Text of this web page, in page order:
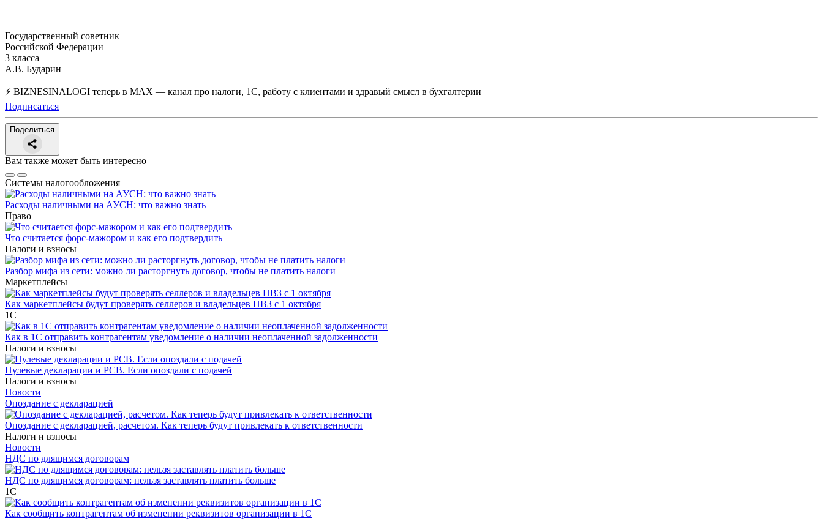
Государственный советник
Российской Федерации
3 класса
А.В. Бударин
⚡ BIZNESINALOGI теперь в MAX — канал про налоги, 1С, работу с клиентами и здравый смысл в бухгалтерии
Подписаться
Поделиться
Вам также может быть интересно
Системы налогообложения
Расходы наличными на АУСН: что важно знать
Право
Что считается форс-мажором и как его подтвердить
Налоги и взносы
Разбор мифа из сети: можно ли расторгнуть договор, чтобы не платить налоги
Маркетплейсы
Как маркетплейсы будут проверять селлеров и владельцев ПВЗ с 1 октября
1С
Как в 1С отправить контрагентам уведомление о наличии неоплаченной задолженности
Налоги и взносы
Нулевые декларации и РСВ. Если опоздали с подачей
Налоги и взносы
Новости
Опоздание с декларацией
Опоздание с декларацией, расчетом. Как теперь будут привлекать к ответственности
Налоги и взносы
Новости
НДС по длящимся договорам
НДС по длящимся договорам: нельзя заставлять платить больше
1С
Как сообщить контрагентам об изменении реквизитов организации в 1C